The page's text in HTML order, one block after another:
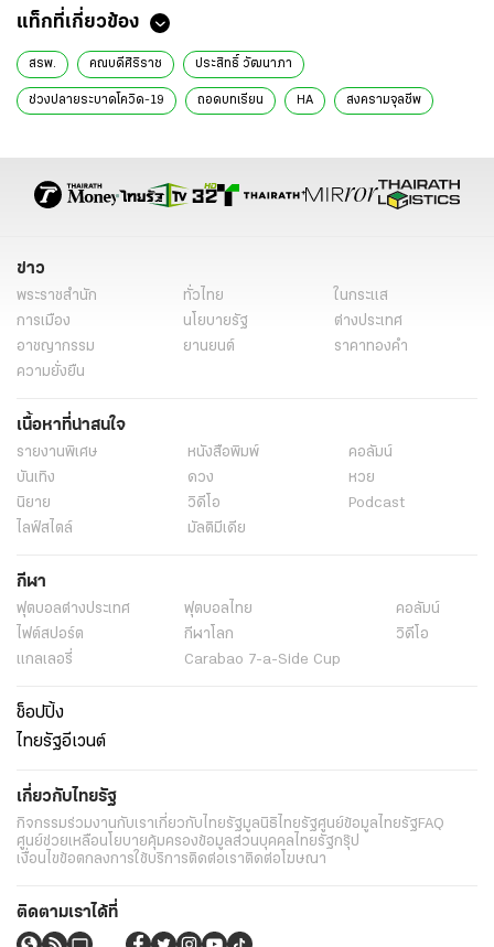
แท็กที่เกี่ยวข้อง
สรพ. คณบดีศิริราช ประสิทธิ์ วัฒนาภา
ช่วงปลายระบาดโควิด-19 ถอดบทเรียน HA สงครามจุลชีพ
ข่าว
พระราชสำนัก ทั่วไทย
ในกระแส
การเมือง
นโยบายรัฐ
ต่างประเทศ
อาชญากรรม
ยานยนต์
ราคาทองคำ
ความยั่งยืน
เนื้อหาที่น่าสนใจ
รายงานพิเศษ หนังสือพิมพ์
คอลัมน์
บันเทิง
ดวง
หวย
นิยาย
วิดีโอ
Podcast
ไลฟ์สไตล์
มัลติมีเดีย
กีฬา
ฟุตบอลต่่างประเทศ ฟุตบอลไทย
คอลัมน์
ไฟต์สปอร์ต
กีฬาโลก
วิดีโอ
แกลเลอรี่
Carabao 7-a-Side Cup
ช็อปปิ้ง
ไทยรัฐอีเวนต์
เกี่ยวกับไทยรัฐ
กิจกรรมร่วมงานกับเราเกี่ยวกับไทยรัฐมูลนิธิไทยรัฐศูนย์ข้อมูลไทยรัฐFAQ
ศูนย์ช่วยเหลือนโยบายคุ้มครองข้อมูลส่วนบุคคลไทยรัฐกรุ๊ป
เงื่อนไขข้อตกลงการใช้บริการติดต่อเราติดต่อโฆษณา
ติดตามเราได้ที่